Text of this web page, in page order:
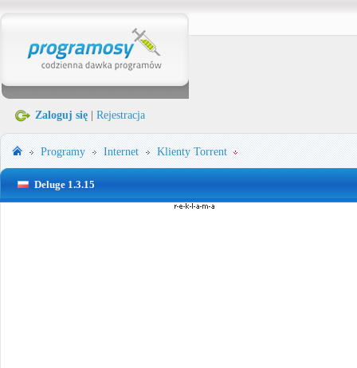
Zaloguj się Rejestracja
Programy Internet Klienty Torrent
Deluge 1.3.15